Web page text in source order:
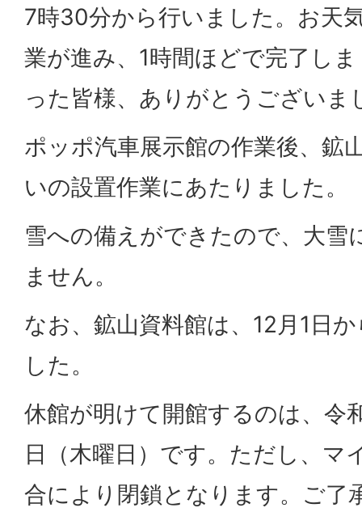
7時30分から行いました。お天
業が進み、1時間ほどで完了し
った皆様、ありがとうございま
ポッポ汽車展示館の作業後、鉱
いの設置作業にあたりました。
雪への備えができたので、大雪
ません。
なお、鉱山資料館は、12月1日
した。
休館が明けて開館するのは、令
日（木曜日）です。ただし、マ
合により閉鎖となります。ご了